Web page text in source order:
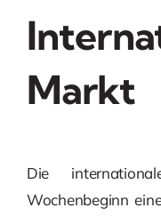
Markt
Die
Wochenbeginn